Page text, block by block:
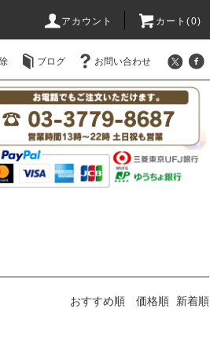
アカウント カート(0)
ブログ お問い合わせ
おすすめ順 価格順 新着順